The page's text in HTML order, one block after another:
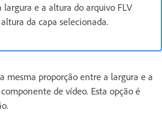
largura e a altura do arquivo FLV
da capa selecionada.
mesma proporção entre a largura e a
de vídeo. Esta opção é